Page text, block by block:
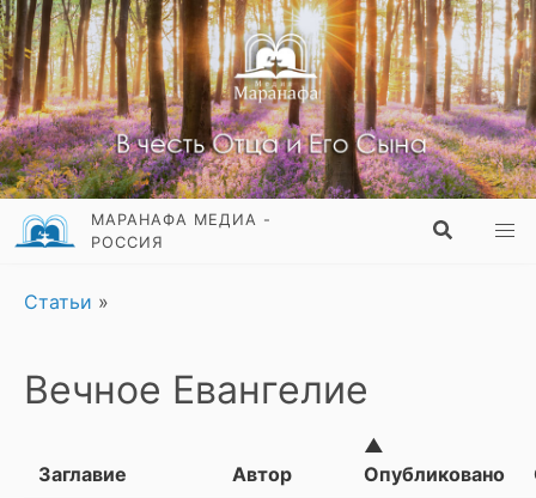
МАРАНАФА МЕДИА -
РОССИЯ
Статьи »
Вечное Евангелие
Заглавие Автор
▲
Опубликовано